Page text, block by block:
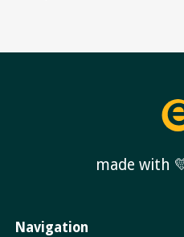
made with
Navigation